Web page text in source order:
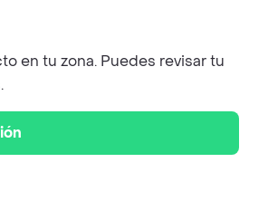
en tu zona. Puedes revisar tu